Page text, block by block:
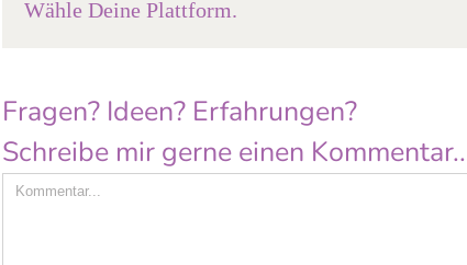
Wähle Deine Plattform.
Fragen? Ideen? Erfahrungen?
Schreibe mir gerne einen
Comment